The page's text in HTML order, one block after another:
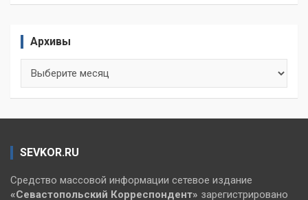
Архивы
SEVKOR.RU
Средство массовой информации сетевое издание
«Севастопольский Корреспондент» зарегистрировано